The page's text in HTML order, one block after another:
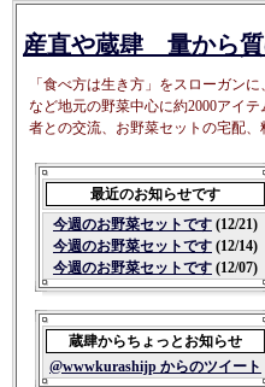
産直や蔵肆 量から
「食べ方は生き方」をスローガン
など地元の野菜中心に約2000アイ
者との交流、お野菜セットの宅配、
最近のお知らせです
今週のお野菜セットです (12/21)
今週のお野菜セットです (12/14)
今週のお野菜セットです (12/07)
蔵肆からちょっとお知らせ
@wwwkurashijp からのツイート